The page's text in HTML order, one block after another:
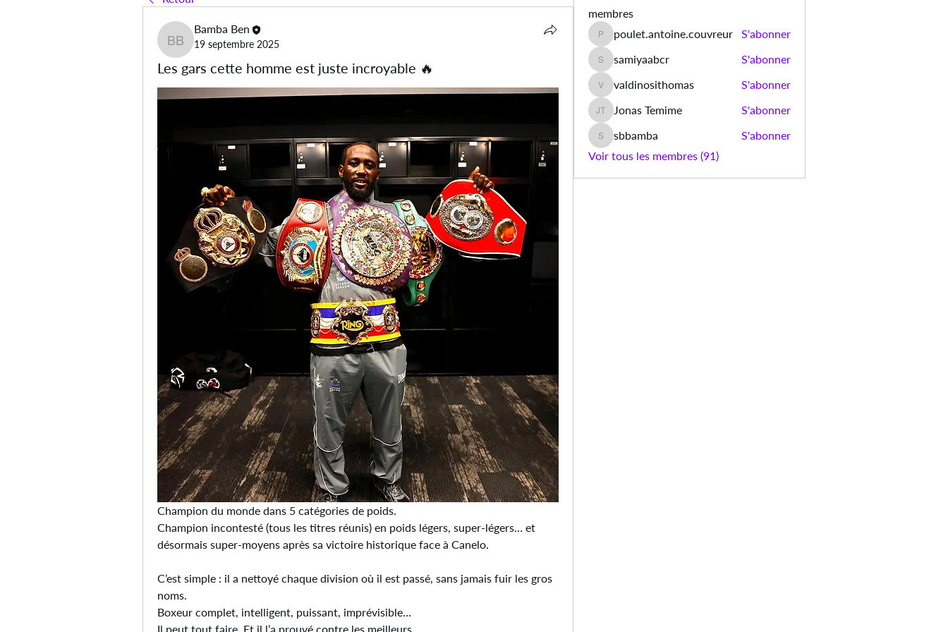
Bamba Ben
Bamba Ben
19 septembre 2025
Les gars cette homme est juste incroyable 🔥
Champion du monde dans 5 catégories de poids.
Champion incontesté (tous les titres réunis) en poids légers, super-légers… et
désormais super-moyens après sa victoire historique face à Canelo.
C’est simple : il a nettoyé chaque division où il est passé, sans jamais fuir les gros
noms.
Boxeur complet, intelligent, puissant, imprévisible…
Il peut tout faire. Et il l’a prouvé contre les meilleurs.
membres
poulet.antoine.couvreur
poulet.antoine.couvreur S'abonner
samiyaabcr
samiyaabcr S'abonner
valdinosithomas
valdinosithomas S'abonner
Jonas Temime
Jonas Temime S'abonner
sbbamba
sbbamba
S'abonner
Voir tous les membres (91)